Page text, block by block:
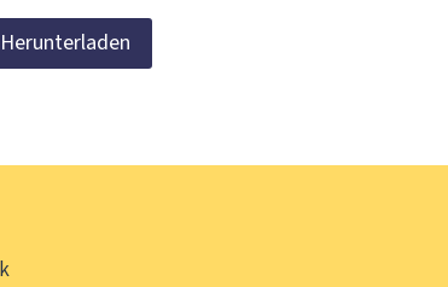
Herunterladen